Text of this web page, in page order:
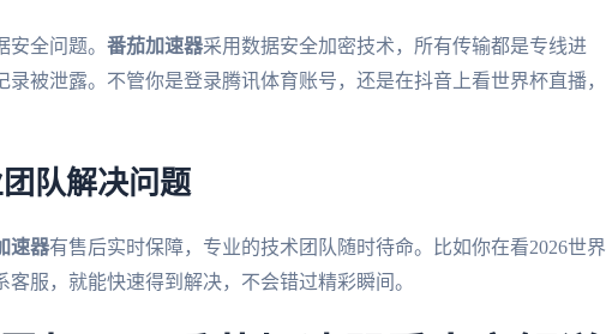
全问题。 番茄加速器采用数据安全加密技术，所有传输都是专线进
被泄露。不管你是登录腾讯体育账号，还是在抖音上看世界杯直播，
队解决问题
速器有售后实时保障，专业的技术团队随时待命。比如你在看2026世界
服，就能快速得到解决，不会错过精彩瞬间。